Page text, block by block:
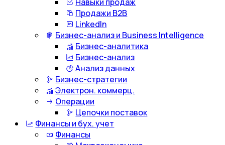
Продажи B2B
LinkedIn
Бизнес-анализ и Business Intelligence
Бизнес-аналитика
Бизнес-анализ
Анализ данных
Бизнес-стратегии
Электрон. коммерц.
Операции
Цепочки поставок
Финансы и бух. учет
Финансы